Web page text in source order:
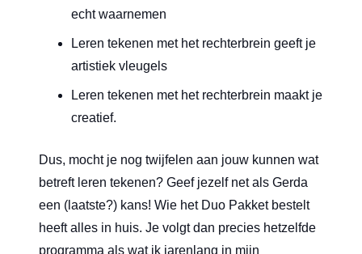
echt waarnemen
Leren tekenen met het rechterbrein geeft je
artistiek vleugels
Leren tekenen met het rechterbrein maakt je
creatief.
Dus, mocht je nog twijfelen aan jouw kunnen wat
betreft leren tekenen? Geef jezelf net als Gerda
een (laatste?) kans! Wie het Duo Pakket bestelt
heeft alles in huis. Je volgt dan precies hetzelfde
programma als wat ik jarenlang in mijn